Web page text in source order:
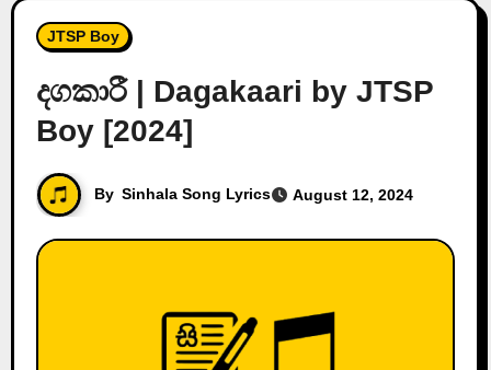
JTSP Boy
දගකාරී | Dagakaari by JTSP
Boy [2024]
By Sinhala Song Lyrics August 12, 2024